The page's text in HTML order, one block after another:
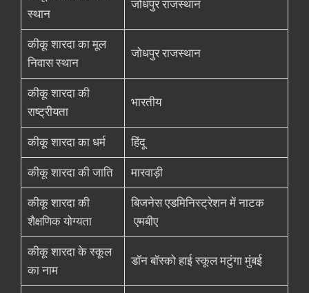
स्थान
जोधपुर राजस्थान
कीकू शारदा का मूल
निवास स्थान
जोधपुर राजस्थान
कीकू शारदा की
राष्ट्रीयता
भारतीय
कीकू शारदा का धर्म हिंदू
कीकू शारदा की जाति मारवाड़ी
कीकू शारदा की
शैक्षणिक योग्यता
बिजनेस एडमिनिस्ट्रेशन में नाटक
एमबीए
कीकू शारदा के स्कूल
का नाम
डॉन बॉस्को हाई स्कूल मटुंगा मुंबई